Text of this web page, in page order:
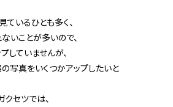
ているひとも多く、
いことが多いので、
していませんが、
写真をいくつかアップしたいと
クセツでは、